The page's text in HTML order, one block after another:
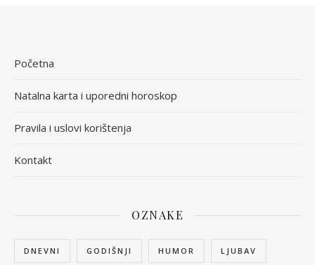
Početna
Natalna karta i uporedni horoskop
Pravila i uslovi korištenja
Kontakt
OZNAKE
DNEVNI GODIŠNJI HUMOR LJUBAV